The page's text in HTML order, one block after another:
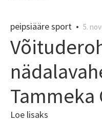
peipsiääre sport • 5.
Tammeka
Loe lisaks